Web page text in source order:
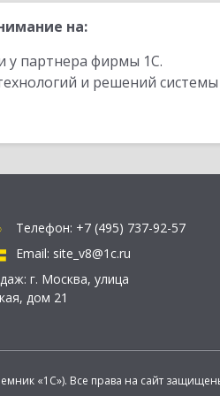
на:
у партнера фирмы 1С.
и решений
Телефон: +7 (495) 737-92-57
Email: site_v8@1c.ru
г. Москва, улица
дом 21
«1С»). Все права на сайт